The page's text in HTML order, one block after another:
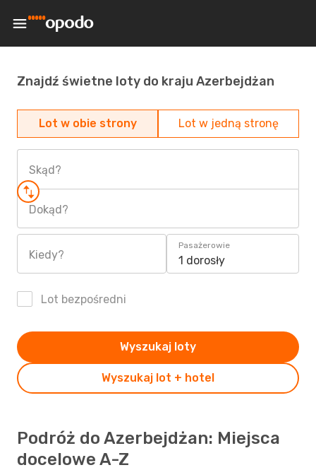
Znajdź świetne loty do kraju Azerbejdżan
Lot w obie strony Lot w jedną stronę
Skąd?
Dokąd?
Kiedy?
Pasażerowie
1 dorosły
Lot bezpośredni
Wyszukaj lot + hotel
Wyszukaj loty
Podróż do Azerbejdżan: Miejsca
docelowe A-Z